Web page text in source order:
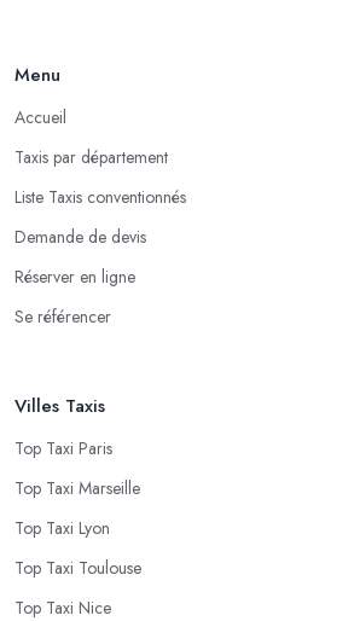
Menu
Accueil
Taxis par département
Liste Taxis conventionnés
Demande de devis
Réserver en ligne
Se référencer
Villes Taxis
Top Taxi Paris
Top Taxi Marseille
Top Taxi Lyon
Top Taxi Toulouse
Top Taxi Nice